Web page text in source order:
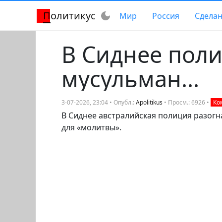
Политикус dark_mode Мир Россия
В Сиднее
мусульман...
3-07-2026, 23:04 • Опубл.:Apolitikus • Просм.: 6926 •
В Сиднее австралийская полиция
для «молитвы».